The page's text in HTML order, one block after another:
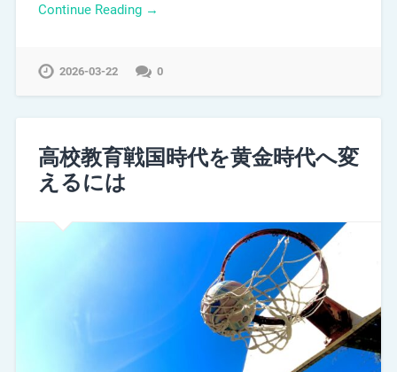
Continue Reading →
2026-03-22 0
高校教育戦国時代を黄金時代へ変
えるには